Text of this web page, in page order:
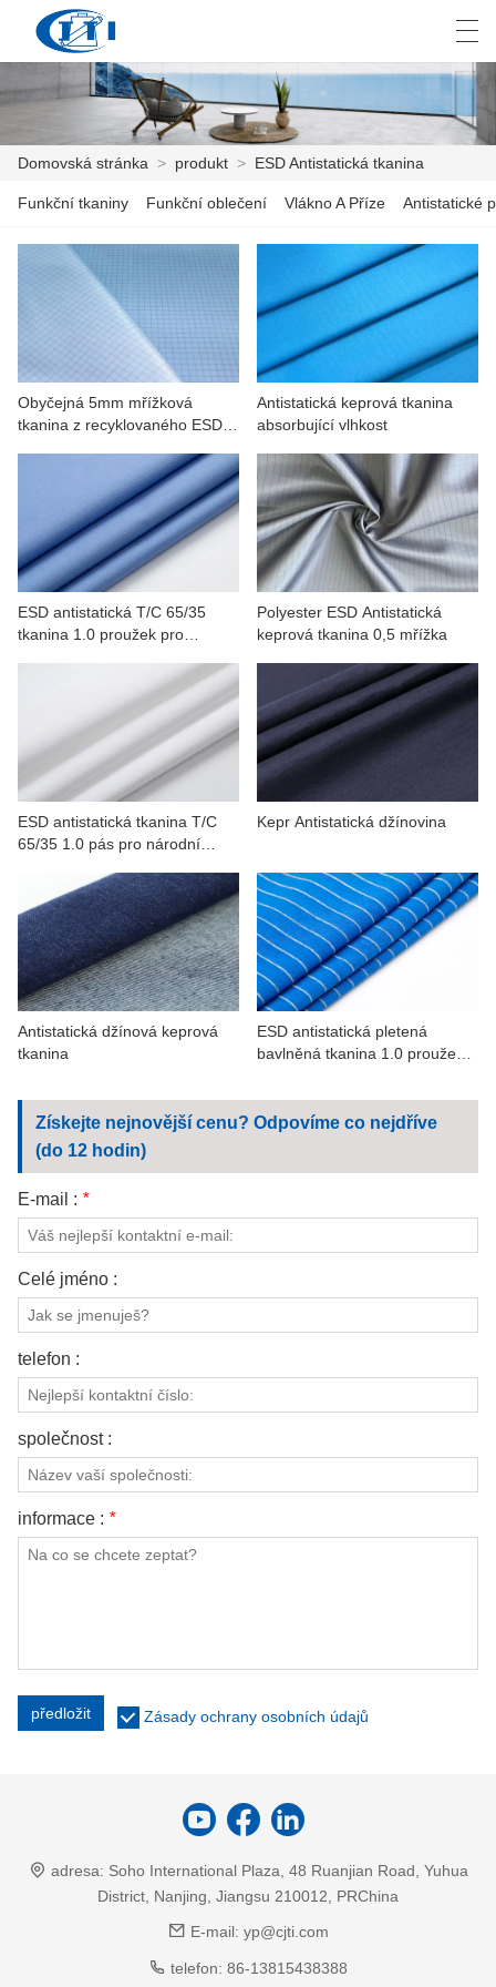
DOMOVSKÁ STRÁNKA
PRODUKT
PŘIZPŮSOBENÍ
O NÁS
ZPRÁVY
KONTAKTUJTE NÁS
VIDEA
العربية česky Deutsch
Domovská stránka > produkt > ESD Antistatická tkanina
Funkční tkaniny Funkční oblečení Vlákno A Příze Antistatické
Obyčejná 5mm mřížková
tkanina z recyklovaného ESD
Antistatická keprová tkanina
absorbující vlhkost
ESD antistatická T/C 65/35
tkanina 1.0 proužek pro
Polyester ESD Antistatická
keprová tkanina 0,5 mřížka
ESD antistatická tkanina T/C
65/35 1.0 pás pro národní
Kepr Antistatická džínovina
Antistatická džínová keprová
tkanina
ESD antistatická pletená
bavlněná tkanina 1.0 proužek
Získejte nejnovější cenu? Odpovíme co nejdříve
(do 12 hodin)
E-mail : *
Celé jméno :
telefon :
společnost :
informace : *
předložit Zásady ochrany osobních údajů
adresa: Soho International Plaza, 48 Ruanjian Road, Yuhua
District, Nanjing, Jiangsu 210012, PRChina
E-mail: yp@cjti.com
telefon: 86-13815438388